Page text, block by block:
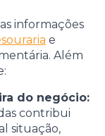
informações
e
Além
do negócio:
contribui
situação,